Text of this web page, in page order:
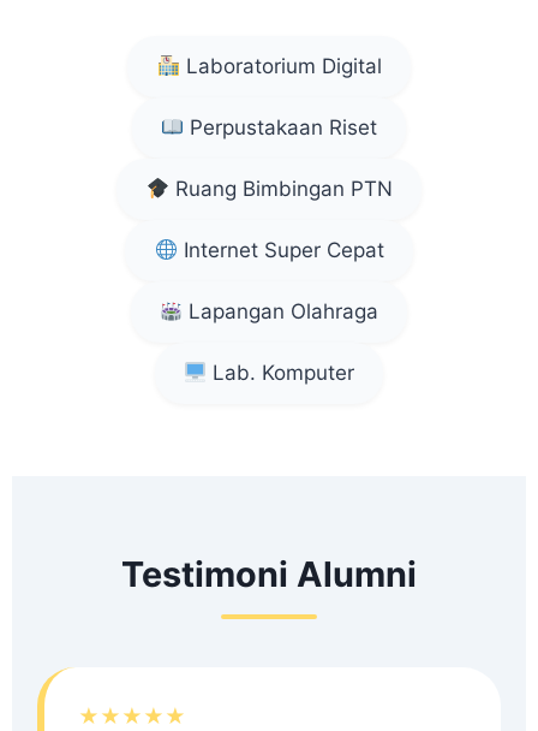
Laboratorium Digital
Perpustakaan Riset
Ruang Bimbingan PTN
Internet Super Cepat
Lapangan Olahraga
Lab. Komputer
Testimoni Alumni
★★★★★